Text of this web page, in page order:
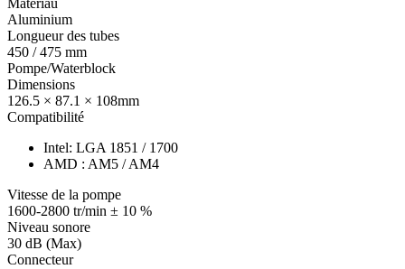
Matériau
Aluminium
Longueur des tubes
450 / 475 mm
Pompe/Waterblock
Dimensions
126.5 × 87.1 × 108mm
Compatibilité
Intel: LGA 1851 / 1700
AMD : AM5 / AM4
Vitesse de la pompe
1600-2800 tr/min ± 10 %
Niveau sonore
30 dB (Max)
Connecteur